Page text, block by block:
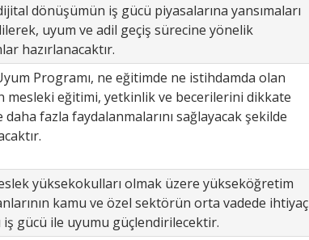
dönüşümün iş gücü piyasalarına yansımaları
uyum ve adil geçiş sürecine yönelik
hazırlanacaktır.
Programı, ne eğitimde ne istihdamda olan
mesleki eğitimi, yetkinlik ve becerilerini dikkate
daha fazla faydalanmalarını sağlayacak şekilde
yüksekokulları olmak üzere yükseköğretim
kamu ve özel sektörün orta vadede ihtiyaç
iş gücü ile uyumu güçlendirilecektir.